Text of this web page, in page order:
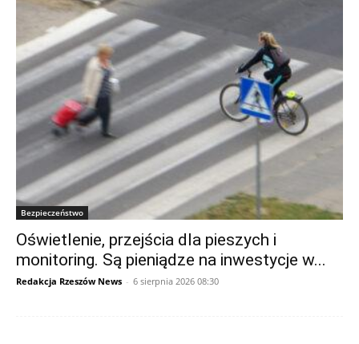
Bezpieczeństwo
Oświetlenie, przejścia dla pieszych i
monitoring. Są pieniądze na inwestycje w...
Redakcja Rzeszów News - 6 sierpnia 2026 08:30